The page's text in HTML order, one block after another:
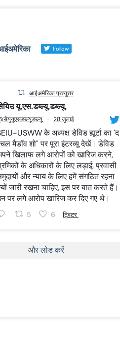
Follow
आईअमेरिका प्रत्युत्तर
यू.एस.डब्ल्यू.डब्ल्यू.
· 28 जुलाई
USWW के अध्यक्ष डेविड ह्यूर्टा का 'द
मैडॉव शो" पर पूरा इंटरव्यू देखें। डेविड
खिलाफ लगे आरोपों को खारिज करने,
के अधिकारों के लिए लड़ाई, प्रवासी
और न्याय के लिए हमें संगठित रहना
जारी रखना चाहिए, इस पर बात करते हैं।
पर लगे आरोप खारिज कर दिए गए थे।
5 6 ट्विटर
और लोड करें